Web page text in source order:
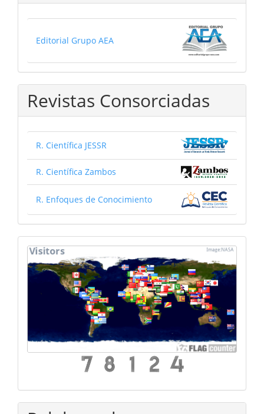
Editorial Grupo AEA
Revistas Consorciadas
R. Científica JESSR
R. Científica Zambos
R. Enfoques de Conocimiento
mapa